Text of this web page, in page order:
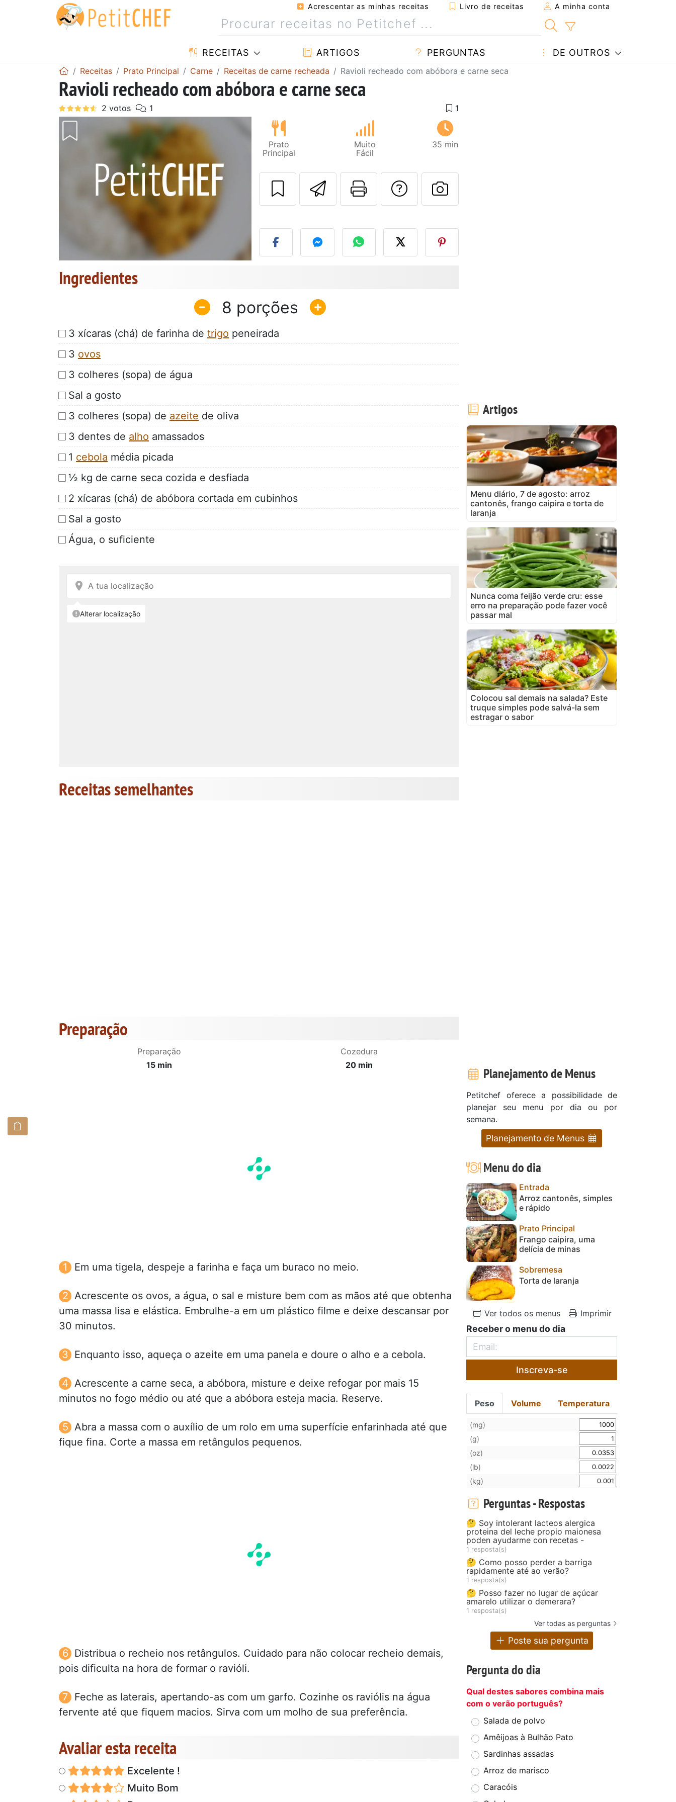
Acrescentar as minhas receitas Livro de receitas A minha conta
RECEITAS ARTIGOS PERGUNTAS DE OUTROS
Receitas Prato Principal Carne Receitas de carne recheada Ravioli recheado com abóbora e carne seca
Ravioli recheado com abóbora e carne seca
Prato
Principal
Muito
Fácil
35 min
Enviar esta receita a um amigo
Imprima esta página
Falar com o autor da receita
Fez esta receita? Compartilhe
Ingredientes
8
3 xícaras (chá) de farinha de trigo peneirada
3 ovos
3 colheres (sopa) de água
Sal a gosto
3 colheres (sopa) de azeite de oliva
3 dentes de alho amassados
1 cebola média picada
½ kg de carne seca cozida e desfiada
2 xícaras (chá) de abóbora cortada em cubinhos
Sal a gosto
Água, o suficiente
Receitas semelhantes
Preparação
Preparação
15 min
Cozedura
20 min
Em uma tigela, despeje a farinha e faça um buraco no meio.
Acrescente os ovos, a água, o sal e misture bem com as mãos até que obtenha
uma massa lisa e elástica. Embrulhe-a em um plástico filme e deixe descansar por
30 minutos.
Enquanto isso, aqueça o azeite em uma panela e doure o alho e a cebola.
Acrescente a carne seca, a abóbora, misture e deixe refogar por mais 15
minutos no fogo médio ou até que a abóbora esteja macia. Reserve.
Abra a massa com o auxílio de um rolo em uma superfície enfarinhada até que
fique fina. Corte a massa em retângulos pequenos.
Distribua o recheio nos retângulos. Cuidado para não colocar recheio demais,
pois dificulta na hora de formar o ravióli.
Feche as laterais, apertando-as com um garfo. Cozinhe os raviólis na água
fervente até que fiquem macios. Sirva com um molho de sua preferência.
Avaliar esta receita
Excelente !
Muito Bom
Artigos
Menu diário, 7 de agosto: arroz
cantonês, frango caipira e torta de
laranja
Nunca coma feijão verde cru: esse
erro na preparação pode fazer você
passar mal
Colocou sal demais na salada? Este
truque simples pode salvá-la sem
estragar o sabor
Planejamento de Menus
Petitchef oferece a possibilidade de
planejar seu menu por dia ou por
semana.
Planejamento de Menus
Menu do dia
Entrada
Arroz cantonês, simples
e rápido
Prato Principal
Frango caipira, uma
delícia de minas
Sobremesa
Torta de laranja
Ver todos os menus Imprimir
Receber o menu do dia
Inscreva-se
Peso Volume Temperatura
(mg)
(g)
(oz)
(lb)
(kg)
Perguntas - Respostas
🤔 Soy intolerant lacteos alergica
proteina del leche propio maionesa
poden ayudarme con recetas -
1 resposta(s)
🤔 Como posso perder a barriga
rapidamente até ao verão?
1 resposta(s)
🤔 Posso fazer no lugar de açúcar
amarelo utilizar o demerara?
1 resposta(s)
Ver todas as perguntas
Poste sua pergunta
Pergunta do dia
Qual destes sabores combina mais
com o verão português?
Salada de polvo
Amêijoas à Bulhão Pato
Sardinhas assadas
Arroz de marisco
Caracóis